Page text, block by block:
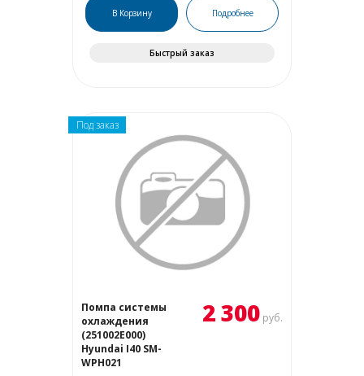
В Корзину Подробнее
Быстрый заказ
Под заказ
Помпа системы
охлаждения
(251002E000)
Hyundai I40 SM-
WPH021
2 300 руб.